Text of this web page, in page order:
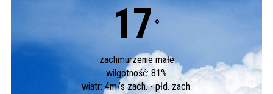
17 °
zachmurzenie małe
wilgotność: 81%
wiatr: 4m/s zach. - płd. zach.